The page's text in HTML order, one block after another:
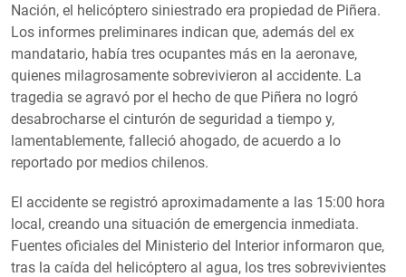
Nación, el helicóptero siniestrado era propiedad de Piñera.
Los informes preliminares indican que, además del ex
mandatario, había tres ocupantes más en la aeronave,
quienes milagrosamente sobrevivieron al accidente. La
tragedia se agravó por el hecho de que Piñera no logró
desabrocharse el cinturón de seguridad a tiempo y,
lamentablemente, falleció ahogado, de acuerdo a lo
reportado por medios chilenos.
El accidente se registró aproximadamente a las 15:00 hora
local, creando una situación de emergencia inmediata.
Fuentes oficiales del Ministerio del Interior informaron que,
tras la caída del helicóptero al agua, los tres sobrevivientes